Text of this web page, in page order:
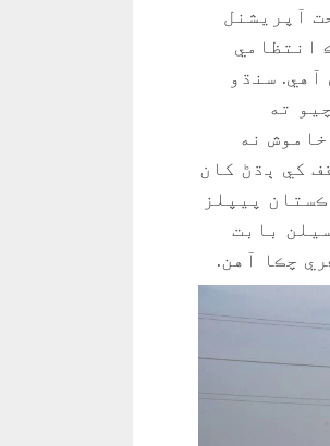
ته پروگرام ۾ ڪارڪردگي وڌائڻ لاءِ فيز 2 تحت آپريشنل
انتظامي
سنڌو
ته
نه
کي ٻڌڻ کان
پيپلز
بابت
چڪا آهن.